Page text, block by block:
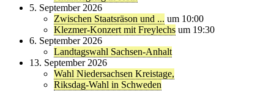
5. September 2026
Zwischen Staatsräson und ... um 10:00
Klezmer-Konzert mit Freylechs um 19:30
6. September 2026
Landtagswahl Sachsen-Anhalt
13. September 2026
Wahl Niedersachsen Kreistage,
Riksdag-Wahl in Schweden